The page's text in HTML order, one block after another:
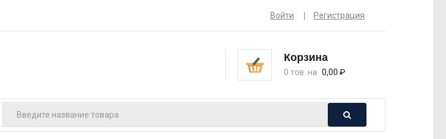
Войти Регистрация
Корзина
0 тов. на 0,00 ₽